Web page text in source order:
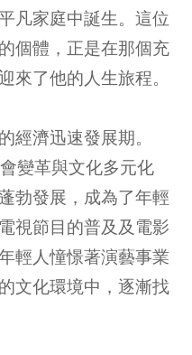
凡家庭中誕生。這位
個體，正是在那個充
來了他的人生旅程。
經濟迅速發展期。
變革與文化多元化
勃發展，成為了年輕
視節目的普及及電影
輕人憧憬著演藝事業
文化環境中，逐漸找